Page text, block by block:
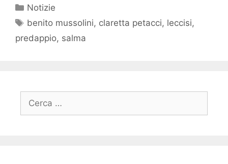
Categorie
Notizie
Tag
benito mussolini, claretta petacci, leccisi,
predappio, salma
Ricerca